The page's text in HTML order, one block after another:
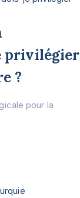
privilégier
?
pour la